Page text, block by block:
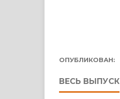
ОПУБЛИКОВАН:
ВЕСЬ ВЫПУСК